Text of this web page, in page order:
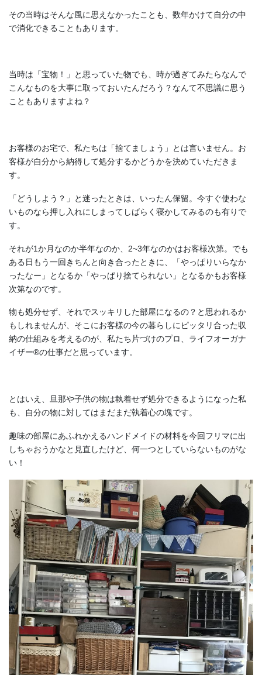
その当時はそんな風に思えなかったことも、数年かけて自分の中
で消化できることもあります。
当時は「宝物！」と思っていた物でも、時が過ぎてみたらなんで
こんなものを大事に取っておいたんだろう？なんて不思議に思う
こともありますよね？
お客様のお宅で、私たちは「捨てましょう」とは言いません。お
客様が自分から納得して処分するかどうかを決めていただきま
す。
「どうしよう？」と迷ったときは、いったん保留。今すぐ使わな
いものなら押し入れにしまってしばらく寝かしてみるのも有りで
す。
それが1か月なのか半年なのか、2~3年なのかはお客様次第。でも
ある日もう一回きちんと向き合ったときに、「やっぱりいらなか
ったなー」となるか「やっぱり捨てられない」となるかもお客様
次第なのです。
物も処分せず、それでスッキリした部屋になるの？と思われるか
もしれませんが、そこにお客様の今の暮らしにピッタリ合った収
納の仕組みを考えるのが、私たち片づけのプロ、ライフオーガナ
イザー®の仕事だと思っています。
とはいえ、旦那や子供の物は執着せず処分できるようになった私
も、自分の物に対してはまだまだ執着心の塊です。
趣味の部屋にあふれかえるハンドメイドの材料を今回フリマに出
しちゃおうかなと見直したけど、何一つとしていらないものがな
い！